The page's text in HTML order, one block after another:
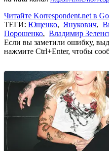
Читайте Korrespondent.net в
ТЕГИ: Ющенко, Янукович,
Порошенко, Владимир
Если вы заметили ошибку,
нажмите Ctrl+Enter, чтобы